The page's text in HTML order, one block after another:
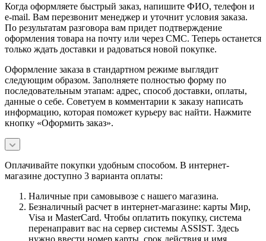
Когда оформляете быстрый заказ, напишите ФИО, телефон и
e-mail. Вам перезвонит менеджер и уточнит условия заказа.
По результатам разговора вам придет подтверждение
оформления товара на почту или через СМС. Теперь останется
только ждать доставки и радоваться новой покупке.
Оформление заказа в стандартном режиме выглядит
следующим образом. Заполняете полностью форму по
последовательным этапам: адрес, способ доставки, оплаты,
данные о себе. Советуем в комментарии к заказу написать
информацию, которая поможет курьеру вас найти. Нажмите
кнопку «Оформить заказ».
Оплачивайте покупки удобным способом. В интернет-
магазине доступно 3 варианта оплаты:
Наличные при самовывозе с нашего магазина.
Безналичный расчет в интернет-магазине: карты Мир,
Visa и MasterCard. Чтобы оплатить покупку, система
перенаправит вас на сервер системы ASSIST. Здесь
нужно ввести номер карты, срок действия и имя